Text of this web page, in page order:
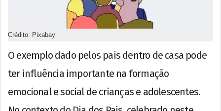
Crédito: Pixabay
O exemplo dado pelos pais dentro de casa pode
ter influência importante na formação
emocional e social de crianças e adolescentes.